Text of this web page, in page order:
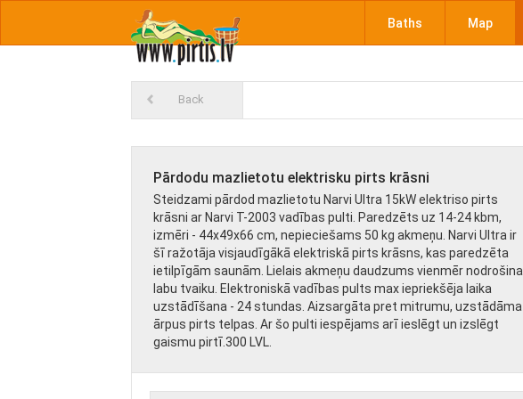
Baths Map
Back
Pārdodu mazlietotu elektrisku pirts krāsni
Steidzami pārdod mazlietotu Narvi Ultra 15kW elektriso pirts
krāsni ar Narvi T-2003 vadības pulti. Paredzēts uz 14-24 kbm,
izmēri - 44x49x66 cm, nepieciešams 50 kg akmeņu. Narvi Ultra ir
šī ražotāja visjaudīgākā elektriskā pirts krāsns, kas paredzēta
ietilpīgām saunām. Lielais akmeņu daudzums vienmēr nodrošina
labu tvaiku. Elektroniskā vadības pults max iepriekšēja laika
uzstādīšana - 24 stundas. Aizsargāta pret mitrumu, uzstādāma
ārpus pirts telpas. Ar šo pulti iespējams arī ieslēgt un izslēgt
gaismu pirtī.300 LVL.